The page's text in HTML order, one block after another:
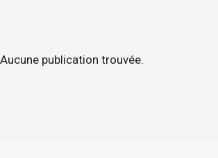
Aucune publication trouvée.